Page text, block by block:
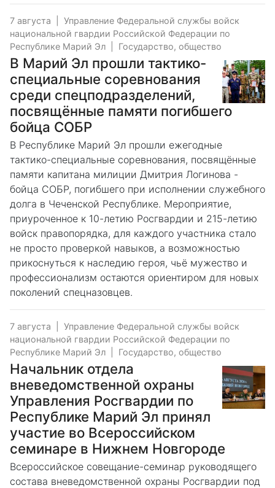
7 августа
Управление Федеральной службы войск
национальной гвардии Российской Федерации по
Республике Марий Эл
Государство, общество
В Марий Эл прошли тактико-
специальные соревнования
среди спецподразделений,
посвящённые памяти погибшего
бойца СОБР
В Республике Марий Эл прошли ежегодные
тактико-специальные соревнования, посвящённые
памяти капитана милиции Дмитрия Логинова -
бойца СОБР, погибшего при исполнении служебного
долга в Чеченской Республике. Мероприятие,
приуроченное к 10-летию Росгвардии и 215-летию
войск правопорядка, для каждого участника стало
не просто проверкой навыков, а возможностью
прикоснуться к наследию героя, чьё мужество и
профессионализм остаются ориентиром для новых
поколений спецназовцев.
7 августа
Управление Федеральной службы войск
национальной гвардии Российской Федерации по
Республике Марий Эл
Государство, общество
Начальник отдела
вневедомственной охраны
Управления Росгвардии по
Республике Марий Эл принял
участие во Всероссийском
семинаре в Нижнем Новгороде
Всероссийское совещание-семинар руководящего
состава вневедомственной охраны Росгвардии под